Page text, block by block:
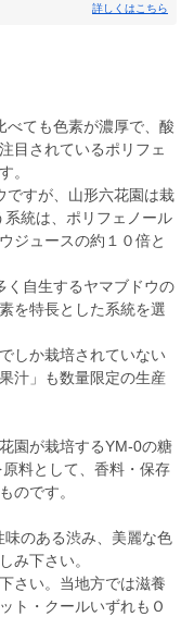
詳しくはこちら
ても色素が濃厚で、酸
目されているポリフェ
。
すが、山形六花園は栽
統は、ポリフェノール
ジュースの約１０倍と
自生するヤマブドウの
を特長とした系統を選
しか栽培されていない
汁」も数量限定の生産
園が栽培するYM-0の糖
料として、香料・保存
のです。
のある渋み、美麗な色
み下さい。
い。当地方では滋養
ト・クールいずれもＯ